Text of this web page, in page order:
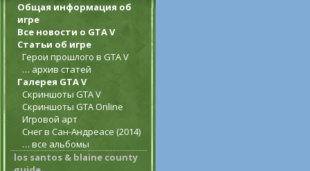
Общая информация об
игре
Все новости о GTA V
Статьи об игре
Герои прошлого в GTA V
… архив статей
Галерея GTA V
Скриншоты GTA V
Скриншоты GTA Online
Игровой арт
Снег в Сан-Андреасе (2014)
… все альбомы
los santos & blaine county